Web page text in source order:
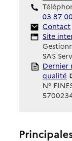
03 87
Contact
Contact
Site
Site
SAS
Dernier
qualité
N°